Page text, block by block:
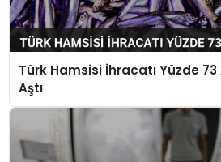
Türk Hamsisi İhracatı Yüzde 73
Aştı